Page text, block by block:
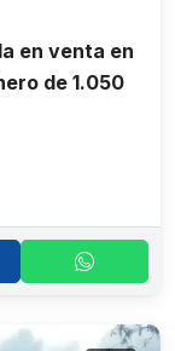
en venta en
de 1.050